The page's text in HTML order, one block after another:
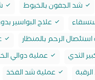
شد الجفون بالخيوط
علاج البواسير
الرحم بالمنظار
الثدي عملية دوالي
عملية شد الفخذ